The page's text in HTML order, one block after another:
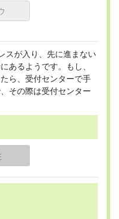
スが入り、先に進まない
あるようです。もし、
ら、受付センターで手
その際は受付センター